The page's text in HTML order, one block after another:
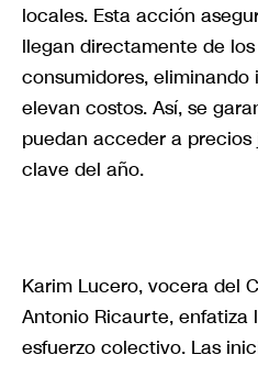
locales. Esta acción
llegan directamente de
consumidores,
elevan costos. Así, se
puedan acceder a
clave del año.
Karim Lucero, vocera del
Antonio Ricaurte,
esfuerzo colectivo. Las